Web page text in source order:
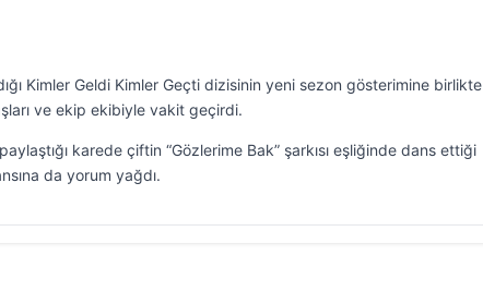
Kimler Geldi Kimler Geçti dizisinin yeni sezon gösterimine birlikte
ve ekip ekibiyle vakit geçirdi.
karede çiftin “Gözlerime Bak” şarkısı eşliğinde dans ettiği
da yorum yağdı.